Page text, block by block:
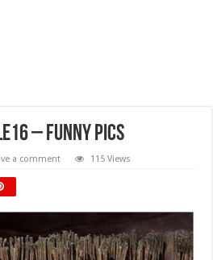
– Funny Pics
a comment 115 Views